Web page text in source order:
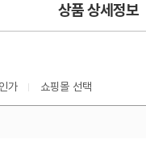
상품 상세정보
가 쇼핑몰 선택